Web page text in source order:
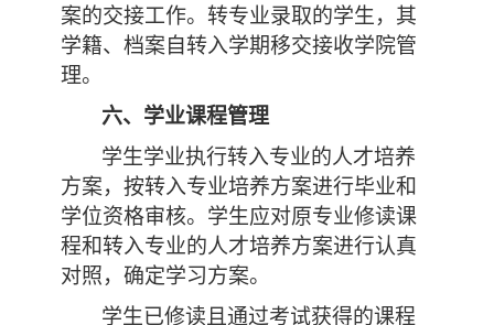
案的交接工作。转专业录取的学生，其
学籍、档案自转入学期移交接收学院管
理。
六、学业课程管理
学生学业执行转入专业的人才培养
方案，按转入专业培养方案进行毕业和
学位资格审核。学生应对原专业修读课
程和转入专业的人才培养方案进行认真
对照，确定学习方案。
学生已修读且通过考试获得的课程